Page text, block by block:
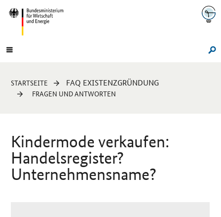
Navigation
Hauptmenü
Sie
sind
STARTSEITE FAQ EXISTENZGRÜNDUNG
FRAGEN UND ANTWORTEN
Kindermode verkaufen:
Handelsregister?
Unternehmensname?